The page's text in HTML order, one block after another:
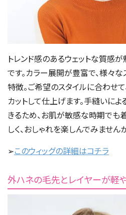
トレンド感のあるウェットな質感
です。カラー展開が豊富で、様々
特徴。ご希望のスタイルに合わせ
カットして仕上げます。手縫いに
きるため、お肌が敏感な時期でも
しく、おしゃれを楽しんでみません
➢このウィッグの詳細はコチラ
外ハネの毛先とレイヤーが軽